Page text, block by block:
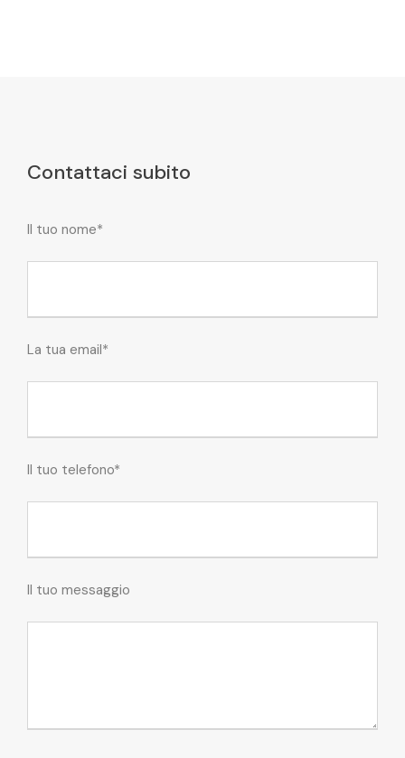
Contattaci subito
Il tuo nome*
La tua email*
Il tuo telefono*
Il tuo messaggio